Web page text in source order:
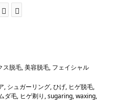
ス脱毛,美容脱毛, フェイシャル
, シュガーリング,ひげ, ヒゲ脱毛,
ダ毛, ヒゲ剃り ,sugaring,waxing,